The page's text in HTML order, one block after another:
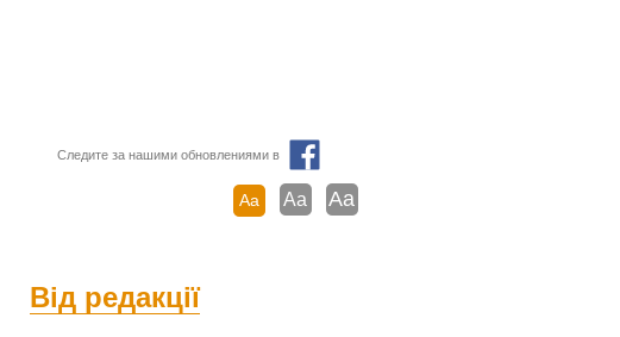
Следите за нашими обновлениями в
Aa Aa Aa
Від редакції